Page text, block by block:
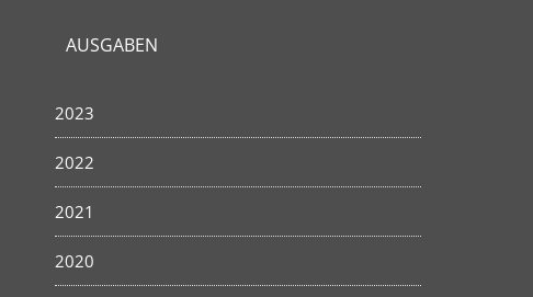
AUSGABEN
2023
2022
2021
2020